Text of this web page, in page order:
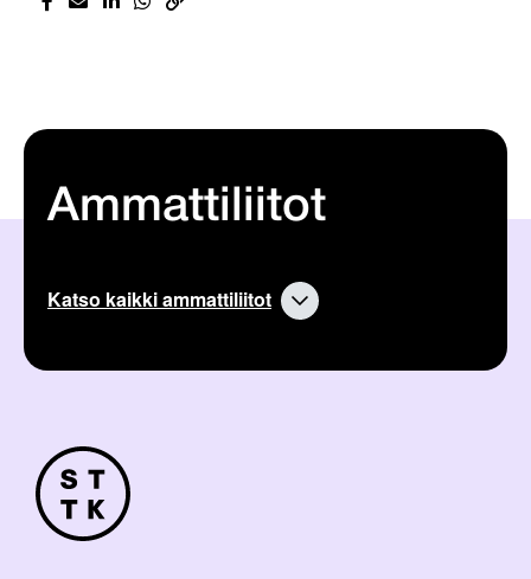
Ammattiliitot
Katso kaikki ammattiliitot